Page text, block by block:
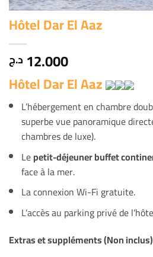
Hôtel Dar El Aaz
12.000 د.ج
Hôtel Dar El Aaz
L’hébergement en chambre
superbe vue panoramique
chambres de luxe).
Lepetit-déjeuner buffet
face à la mer.
La connexion Wi-Fi gratuite.
L’accès au parking privé de
Extras et suppléments (Non inclus)